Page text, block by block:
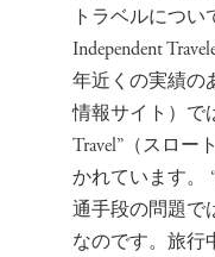
トラベルについ
Independent
年近くの実績の
情報サイト）で
Travel”（スロー
かれています。
通手段の問題で
なのです。旅行